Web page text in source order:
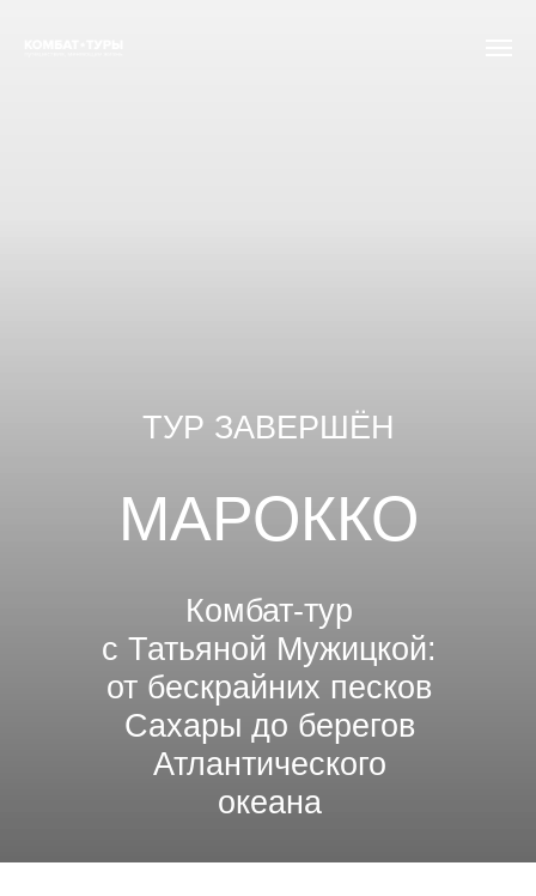
ТУР ЗАВЕРШЁН
МАРОККО
Комбат-тур
с Татьяной Мужицкой:
от бескрайних песков
Сахары до берегов
Атлантического
океана